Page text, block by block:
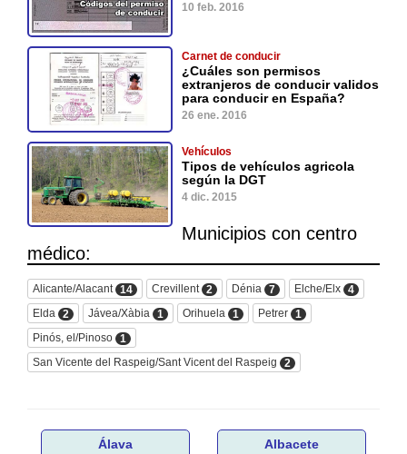
10 feb. 2016
Carnet de conducir
¿Cuáles son permisos
extranjeros de conducir validos
para conducir en España?
26 ene. 2016
Vehículos
Tipos de vehículos agricola
según la DGT
4 dic. 2015
Municipios con centro
médico:
Alicante/Alacant 14 Crevillent 2 Dénia 7 Elche/Elx 4
Elda
2 Jávea/Xàbia 1 Orihuela 1 Petrer 1
Pinós, el/Pinoso 1
San Vicente del Raspeig/Sant Vicent del Raspeig
2
Álava Albacete